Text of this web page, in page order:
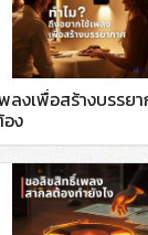
ลงเพื่อสร้างบรรย
ง